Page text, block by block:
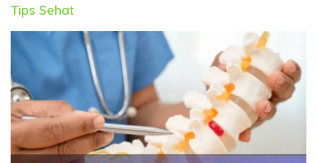
Tips Sehat